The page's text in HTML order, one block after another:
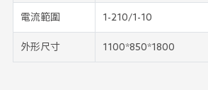
電流範圍 1-210/1-10
外形尺寸 1100*850*1800